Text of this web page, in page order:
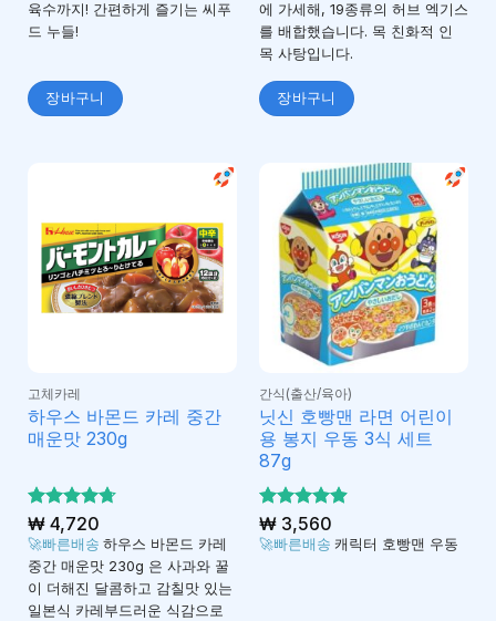
육수까지! 간편하게 즐기는 씨푸
드 누들!
장바구니
에 가세해, 19종류의 허브 엑기스
를 배합했습니다. 목 친화적 인
목 사탕입니다.
장바구니
고체카레
하우스 바몬드 카레 중간
매운맛 230g
5 중에서
4.73로 평
가됨
₩4,720
🚀빠른배송 하우스 바몬드 카레
중간 매운맛 230g 은 사과와 꿀
이 더해진 달콤하고 감칠맛 있는
일본식 카레부드러운 식감으로
간식(출산/육아)
닛신 호빵맨 라면 어린이
용 봉지 우동 3식 세트
87g
5 중에서
4.91로 평
₩3,560
🚀빠른배송 캐릭터 호빵맨 우동